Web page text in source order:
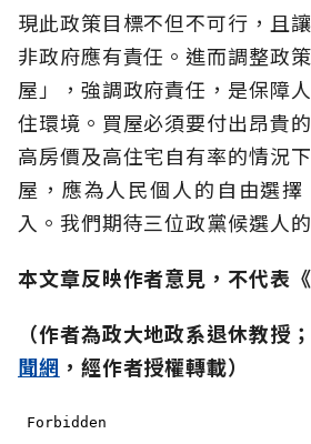
現此政策目標不但不可行，且
非政府應有責任。進而調整政
屋」，強調政府責任，是保障
住環境。買屋必須要付出昂貴
高房價及高住宅自有率的情況
屋，應為人民個人的自由選
入。我們期待三位政黨候選人的
本文章反映作者意見，不代表
（作者為政大地政系退休教授
聞網 ，經作者授權轉載）